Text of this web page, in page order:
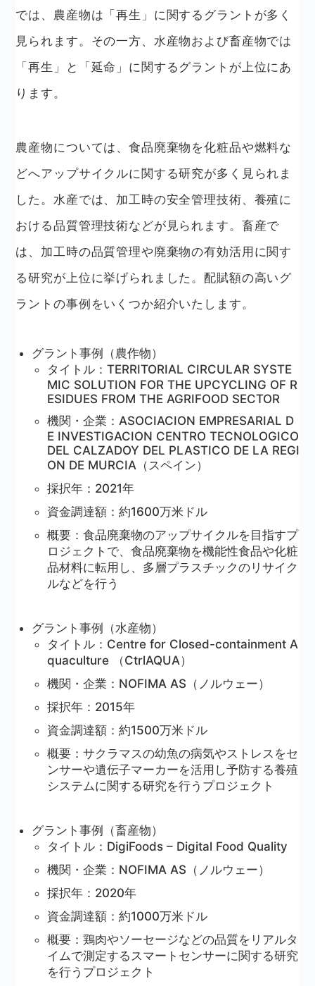
では、農産物は「再生」に関するグラントが多く
見られます。その一方、水産物および畜産物では
「再生」と「延命」に関するグラントが上位にあ
ります。
農産物については、食品廃棄物を化粧品や燃料な
どへアップサイクルに関する研究が多く見られま
した。水産では、加工時の安全管理技術、養殖に
おける品質管理技術などが見られます。畜産で
は、加工時の品質管理や廃棄物の有効活用に関す
る研究が上位に挙げられました。配賦額の高いグ
ラントの事例をいくつか紹介いたします。
グラント事例（農作物）
タイトル：TERRITORIAL CIRCULAR SYSTE
MIC SOLUTION FOR THE UPCYCLING OF R
ESIDUES FROM THE AGRIFOOD SECTOR
機関・企業：ASOCIACION EMPRESARIAL D
E INVESTIGACION CENTRO TECNOLOGICO
DEL CALZADOY DEL PLASTICO DE LA REGI
ON DE MURCIA（スペイン）
採択年：2021年
資金調達額：約1600万米ドル
概要：食品廃棄物のアップサイクルを目指すプ
ロジェクトで、食品廃棄物を機能性食品や化粧
品材料に転用し、多層プラスチックのリサイク
ルなどを行う
グラント事例（水産物）
タイトル：Centre for Closed-containment A
quaculture （CtrlAQUA）
機関・企業：NOFIMA AS（ノルウェー）
採択年：2015年
資金調達額：約1500万米ドル
概要：サクラマスの幼魚の病気やストレスをセ
ンサーや遺伝子マーカーを活用し予防する養殖
システムに関する研究を行うプロジェクト
グラント事例（畜産物）
タイトル：DigiFoods – Digital Food Quality
機関・企業：NOFIMA AS（ノルウェー）
採択年：2020年
資金調達額：約1000万米ドル
概要：鶏肉やソーセージなどの品質をリアルタ
イムで測定するスマートセンサーに関する研究
を行うプロジェクト